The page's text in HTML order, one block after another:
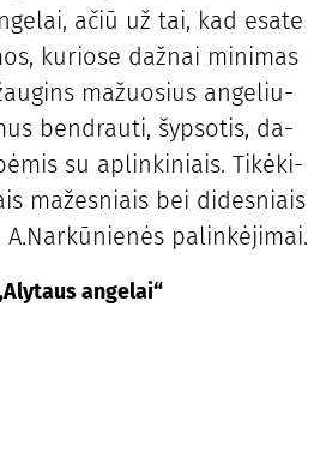
ačiū už tai, kad esa­te
ku­rio­se daž­nai mi­ni­mas
ma­žuo­sius an­ge­liu­
ben­drau­ti, šyp­so­tis, da­
su ap­lin­ki­niais. Ti­kė­ki­
ma­žes­niais bei di­des­niais
A.Nar­kū­nie­nės pa­lin­kė­ji­mai.
an­ge­lai“